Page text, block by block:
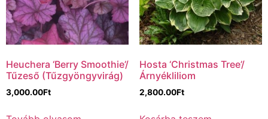
Heuchera ‘Berry Smoothie’/
Tűzeső (Tűzgyöngyvirág)
3,000.00Ft
Hosta ‘Christmas Tree’/
Árnyékliliom
2,800.00Ft